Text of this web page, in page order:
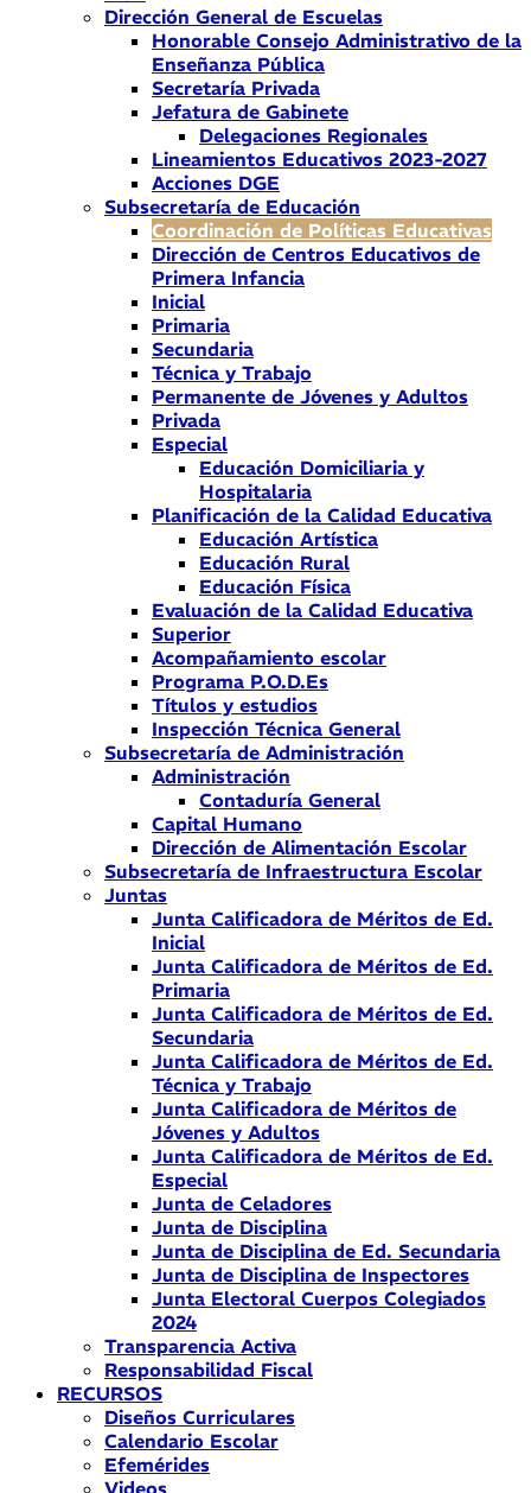
Dirección General de Escuelas
Honorable Consejo Administrativo de la
Enseñanza Pública
Secretaría Privada
Jefatura de Gabinete
Delegaciones Regionales
Lineamientos Educativos 2023-2027
Acciones DGE
Subsecretaría de Educación
Coordinación de Políticas Educativas
Dirección de Centros Educativos de
Primera Infancia
Inicial
Primaria
Secundaria
Técnica y Trabajo
Permanente de Jóvenes y Adultos
Privada
Especial
Educación Domiciliaria y
Hospitalaria
Planificación de la Calidad Educativa
Educación Artística
Educación Rural
Educación Física
Evaluación de la Calidad Educativa
Superior
Acompañamiento escolar
Programa P.O.D.Es
Títulos y estudios
Inspección Técnica General
Subsecretaría de Administración
Administración
Contaduría General
Capital Humano
Dirección de Alimentación Escolar
Subsecretaría de Infraestructura Escolar
Juntas
Junta Calificadora de Méritos de Ed.
Inicial
Junta Calificadora de Méritos de Ed.
Primaria
Junta Calificadora de Méritos de Ed.
Secundaria
Junta Calificadora de Méritos de Ed.
Técnica y Trabajo
Junta Calificadora de Méritos de
Jóvenes y Adultos
Junta Calificadora de Méritos de Ed.
Especial
Junta de Celadores
Junta de Disciplina
Junta de Disciplina de Ed. Secundaria
Junta de Disciplina de Inspectores
Junta Electoral Cuerpos Colegiados
2024
Transparencia Activa
Responsabilidad Fiscal
RECURSOS
Diseños Curriculares
Calendario Escolar
Efemérides
Videos